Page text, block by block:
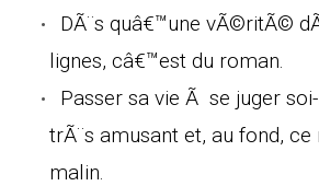
DÃ¨s quâ€™une vÃ©ritÃ©
lignes, câ€™est du roman.
Passer sa vie Ã se juger
trÃ¨s amusant et, au fond, ce
malin.